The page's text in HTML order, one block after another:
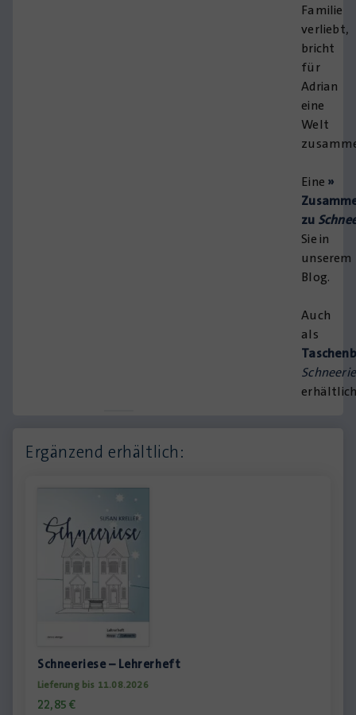
Familie
verliebt,
bricht
für
Adrian
eine
Welt
Eine »
zu
Sie in
unserem
Blog.
Auch
als
Ergänzend erhältlich:
Schneeriese – Lehrerheft
Lieferung bis 11.08.2026
22,85€